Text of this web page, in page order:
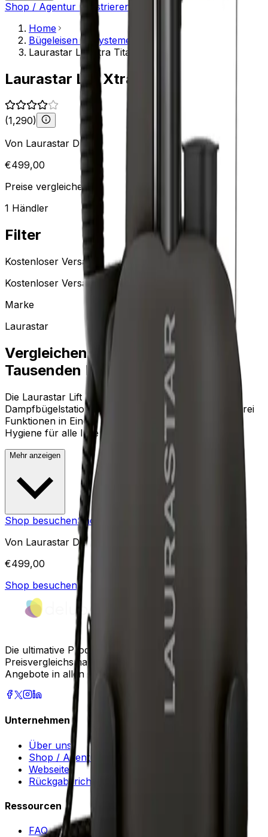
Shop / Agentur registrieren
Home
Bügeleisen & -systeme
Laurastar Lift Xtra Titan
Laurastar Lift Xtra Titan
(1,290)
Von Laurastar DE
€499,00
Preise vergleichen
1 Händler
Filter
Kostenloser Versand
Kostenloser Versand
Marke
Laurastar
Vergleichen Sie Preise von
Tausenden Händlern sofort
Die Laurastar Lift Xtra Titan ist eine tragbare
Dampfbügelstation neuester Generation, die Ihnen drei
Funktionen in Einem bietet: Bügeln, Entknittern und
Hygiene für alle Ihre Textilien. Ihr Hygiene-D...
Mehr anzeigen
Shop besuchenShop besuchen
Von Laurastar DE
€499,00
Shop besuchen
Die ultimative Produktsuche und
Preisvergleichsmaschine. Finden Sie die besten
Angebote in allen Geschäften.
Unternehmen
Über uns
Shop / Agentur registrieren
Webseite
Rückgaberichtlinie
Ressourcen
FAQ